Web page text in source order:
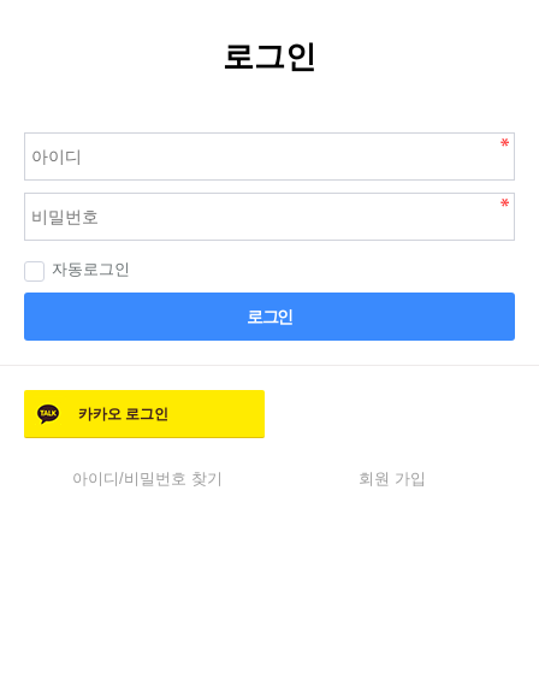
로그인
자동로그인
로그인
카카오 로그인
아이디/비밀번호 찾기 회원 가입